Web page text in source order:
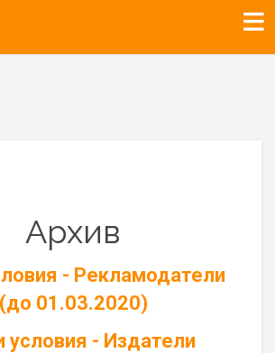
Архив
- Рекламодатели
(до 01.03.2020)
- Издатели